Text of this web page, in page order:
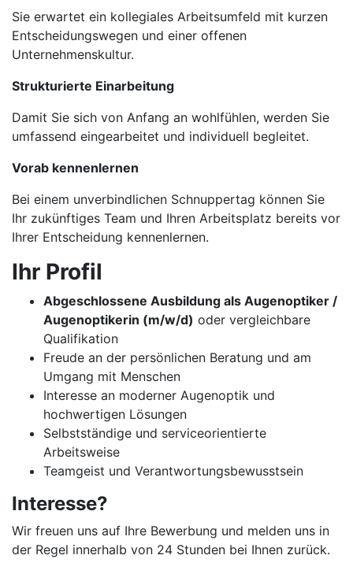
Sie erwartet ein kollegiales Arbeitsumfeld mit kurzen
Entscheidungswegen und einer offenen
Unternehmenskultur.
Strukturierte Einarbeitung
Damit Sie sich von Anfang an wohlfühlen, werden Sie
umfassend eingearbeitet und individuell begleitet.
Vorab kennenlernen
Bei einem unverbindlichen Schnuppertag können Sie
Ihr zukünftiges Team und Ihren Arbeitsplatz bereits vor
Ihrer Entscheidung kennenlernen.
Ihr Profil
Abgeschlossene Ausbildung als Augenoptiker /
Augenoptikerin (m/w/d) oder vergleichbare
Qualifikation
Freude an der persönlichen Beratung und am
Umgang mit Menschen
Interesse an moderner Augenoptik und
hochwertigen Lösungen
Selbstständige und serviceorientierte
Arbeitsweise
Teamgeist und Verantwortungsbewusstsein
Interesse?
Wir freuen uns auf Ihre Bewerbung und melden uns in
der Regel innerhalb von 24 Stunden bei Ihnen zurück.